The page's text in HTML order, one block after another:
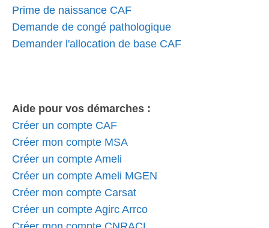
Prime de naissance CAF
Demande de congé pathologique
Demander l'allocation de base CAF
Aide pour vos démarches :
Créer un compte CAF
Créer mon compte MSA
Créer un compte Ameli
Créer un compte Ameli MGEN
Créer mon compte Carsat
Créer un compte Agirc Arrco